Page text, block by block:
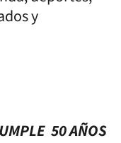
y
50 AÑOS